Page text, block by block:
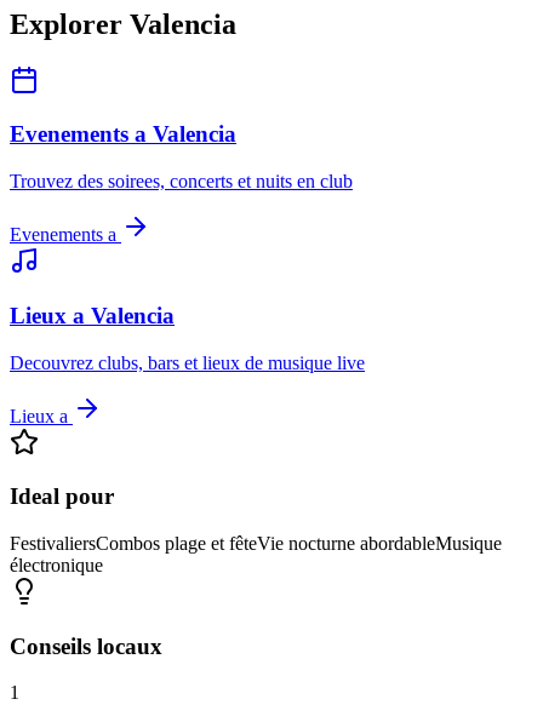
Explorer Valencia
Evenements a Valencia
Trouvez des soirees, concerts et nuits en club
Evenements a
Lieux a Valencia
Decouvrez clubs, bars et lieux de musique live
Lieux a
Ideal pour
FestivaliersCombos plage et fêteVie nocturne abordableMusique
électronique
Conseils locaux
1